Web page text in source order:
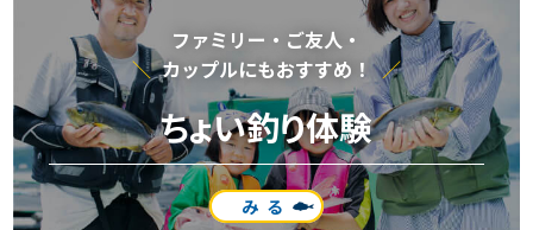
ファミリー・ご友⼈・
カップルにもおすすめ！
ちょい釣り体験
みる